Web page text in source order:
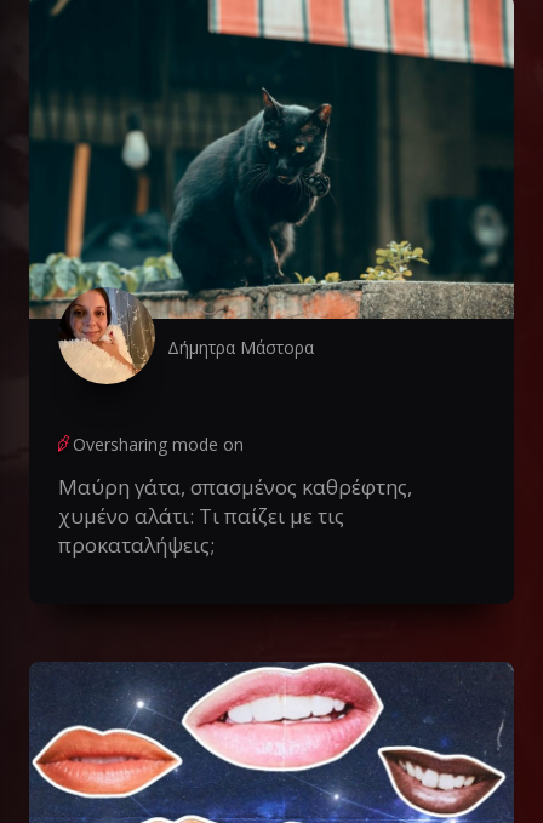
Δήμητρα Μάστορα
Oversharing mode on
Μαύρη γάτα, σπασμένος καθρέφτης,
χυμένο αλάτι: Τι παίζει με τις
προκαταλήψεις;